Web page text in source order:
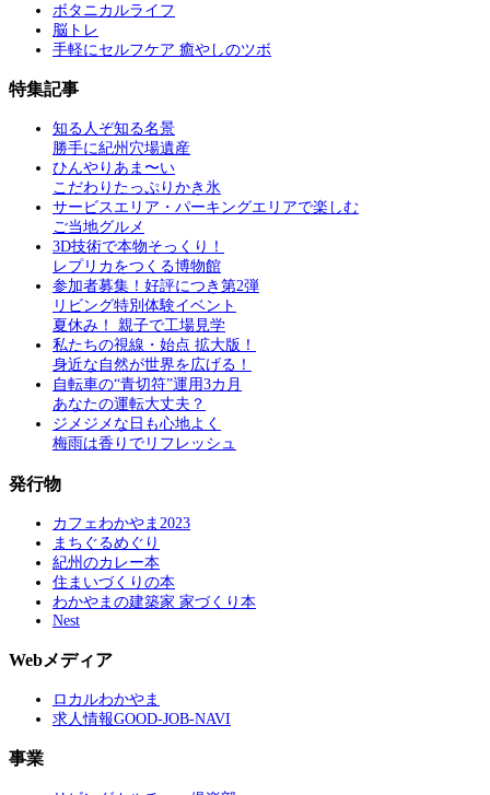
ボタニカルライフ
脳トレ
手軽にセルフケア 癒やしのツボ
特集記事
知る人ぞ知る名景
勝手に紀州穴場遺産
ひんやりあま〜い
こだわりたっぷりかき氷
サービスエリア・パーキングエリアで楽しむ
ご当地グルメ
3D技術で本物そっくり！
レプリカをつくる博物館
参加者募集！好評につき第2弾
リビング特別体験イベント
夏休み！ 親子で工場見学
私たちの視線・始点 拡大版！
身近な自然が世界を広げる！
自転車の“青切符”運用3カ月
あなたの運転大丈夫？
ジメジメな日も心地よく
梅雨は香りでリフレッシュ
発行物
カフェわかやま2023
まちぐるめぐり
紀州のカレー本
住まいづくりの本
わかやまの建築家 家づくり本
Nest
Webメディア
ロカルわかやま
求人情報GOOD-JOB-NAVI
事業